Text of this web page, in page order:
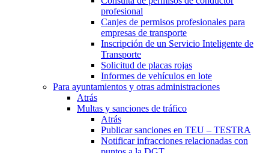
profesional
Canjes de permisos profesionales para
empresas de transporte
Inscripción de un Servicio Inteligente de
Transporte
Solicitud de placas rojas
Informes de vehículos en lote
Para ayuntamientos y otras administraciones
Atrás
Multas y sanciones de tráfico
Atrás
Publicar sanciones en TEU – TESTRA
Notificar infracciones relacionadas con